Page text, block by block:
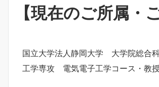
【現在のご所属・
国立大学法人静岡大学 大学院総合
工学専攻 電気電子工学コース・教授